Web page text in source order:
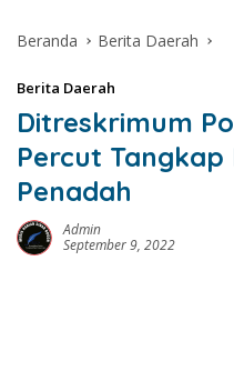
Beranda Berita Daerah
Berita Daerah
Ditreskrimum
Percut Tangkap
Penadah
Admin
September 9, 2022